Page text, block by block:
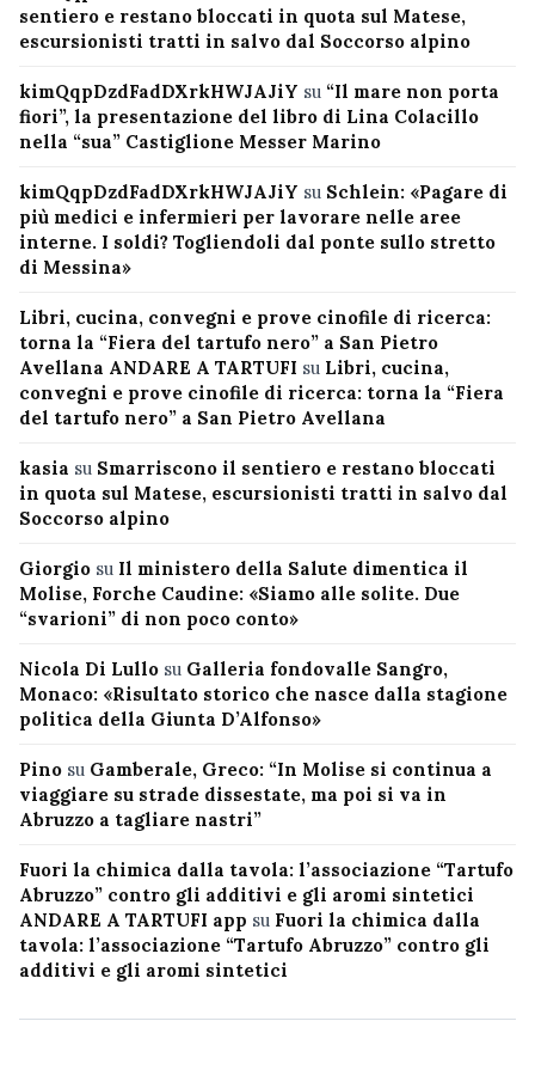
sentiero e restano bloccati in quota sul Matese,
escursionisti tratti in salvo dal Soccorso alpino
kimQqpDzdFadDXrkHWJAJiY su “Il mare non porta
fiori”, la presentazione del libro di Lina Colacillo
nella “sua” Castiglione Messer Marino
kimQqpDzdFadDXrkHWJAJiY su Schlein: «Pagare di
più medici e infermieri per lavorare nelle aree
interne. I soldi? Togliendoli dal ponte sullo stretto
di Messina»
Libri, cucina, convegni e prove cinofile di ricerca:
torna la “Fiera del tartufo nero” a San Pietro
Avellana ANDARE A TARTUFI su Libri, cucina,
convegni e prove cinofile di ricerca: torna la “Fiera
del tartufo nero” a San Pietro Avellana
kasia su Smarriscono il sentiero e restano bloccati
in quota sul Matese, escursionisti tratti in salvo dal
Soccorso alpino
Giorgio su Il ministero della Salute dimentica il
Molise, Forche Caudine: «Siamo alle solite. Due
“svarioni” di non poco conto»
Nicola Di Lullo su Galleria fondovalle Sangro,
Monaco: «Risultato storico che nasce dalla stagione
politica della Giunta D’Alfonso»
Pino su Gamberale, Greco: “In Molise si continua a
viaggiare su strade dissestate, ma poi si va in
Abruzzo a tagliare nastri”
Fuori la chimica dalla tavola: l’associazione “Tartufo
Abruzzo” contro gli additivi e gli aromi sintetici
ANDARE A TARTUFI app su Fuori la chimica dalla
tavola: l’associazione “Tartufo Abruzzo” contro gli
additivi e gli aromi sintetici